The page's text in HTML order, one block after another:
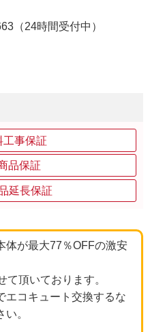
（24時間受付中）
工事保証
品保証
延長保証
体が最大77％OFFの激安
頂いております。
エコキュート交換するな
。